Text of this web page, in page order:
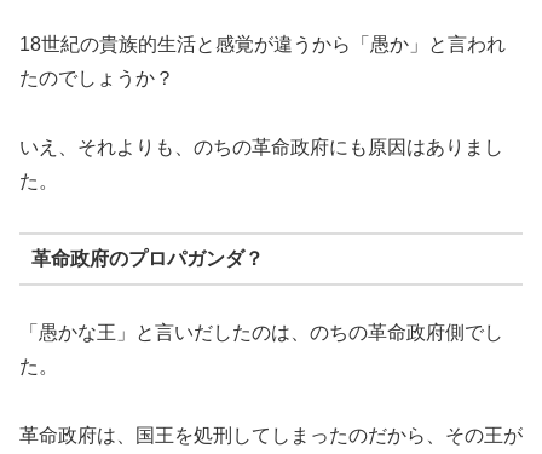
18世紀の貴族的生活と感覚が違うから「愚か」と言われ
たのでしょうか？
いえ、それよりも、のちの革命政府にも原因はありまし
た。
革命政府のプロパガンダ？
「愚かな王」と言いだしたのは、のちの革命政府側でし
た。
革命政府は、国王を処刑してしまったのだから、その王が